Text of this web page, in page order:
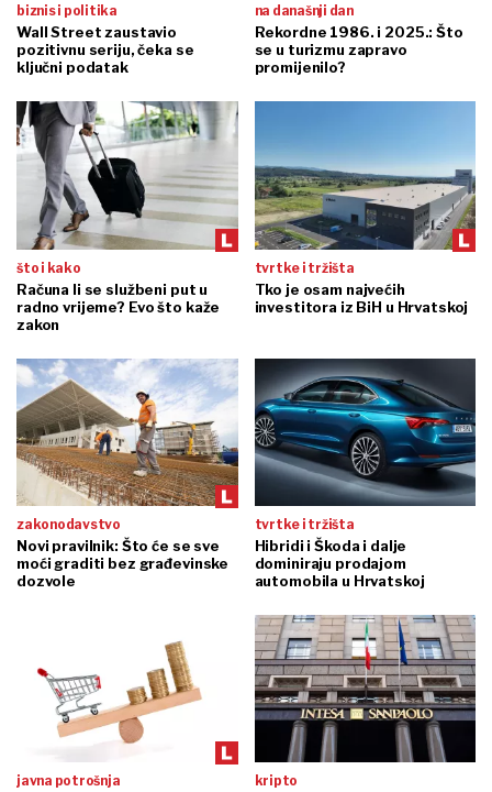
biznis i politika
Wall Street zaustavio
pozitivnu seriju, čeka se
ključni podatak
na današnji dan
Rekordne 1986. i 2025.: Što
se u turizmu zapravo
promijenilo?
što i kako
Računa li se službeni put u
radno vrijeme? Evo što kaže
zakon
tvrtke i tržišta
Tko je osam najvećih
investitora iz BiH u Hrvatskoj
zakonodavstvo
Novi pravilnik: Što će se sve
moći graditi bez građevinske
dozvole
tvrtke i tržišta
Hibridi i Škoda i dalje
dominiraju prodajom
automobila u Hrvatskoj
javna potrošnja kripto